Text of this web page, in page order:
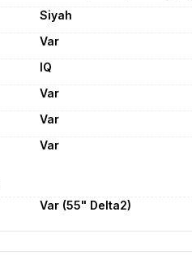
Siyah
Var
IQ
Var
Var
Var
Var (55" Delta2)